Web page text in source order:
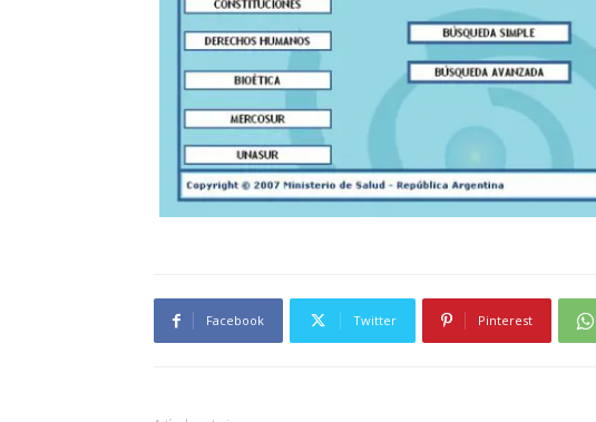
Facebook Twitter Pinterest